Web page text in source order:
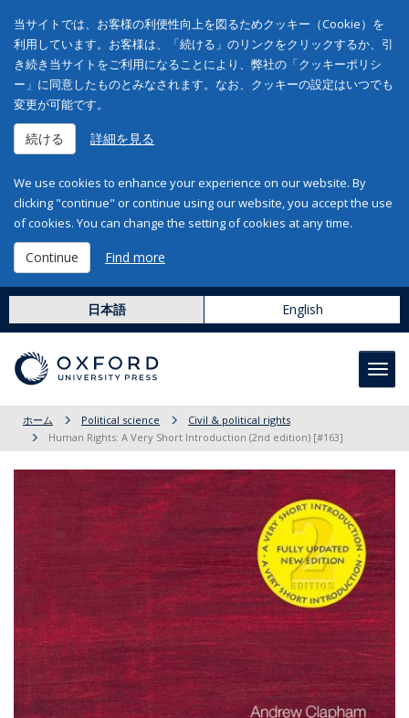
当サイトでは、お客様の利便性向上を図るためクッキー（Cookie）を
利用しています。お客様は、「続ける」のリンクをクリックするか、引
き続き当サイトをご利用になることにより、弊社の「クッキーポリシ
ー」に同意したものとみなされます。なお、クッキーの設定はいつでも
変更が可能です。
続ける 詳細を見る
We use cookies to enhance your experience on our website. By
clicking "continue" or continue using our website, you accept the use
of cookies. You can change the setting of cookies at any time.
Continue Find more
日本語 English
ホーム Political science
Civil & political rights
Human Rights: A Very Short Introduction (2nd edition) [#163]